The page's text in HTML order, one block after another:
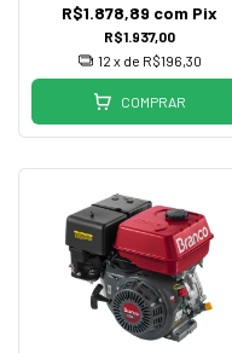
R$1.937,00
R$1.878,89 com Pix
12 x de R$196,30
COMPRAR